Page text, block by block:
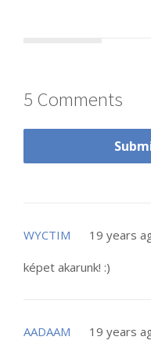
5 Comments
WYCTIM 19 years
képet akarunk! :)
AADAAM 19 years